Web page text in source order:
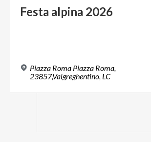
Festa alpina 2026
Piazza Roma Piazza Roma,
23857,Valgreghentino, LC